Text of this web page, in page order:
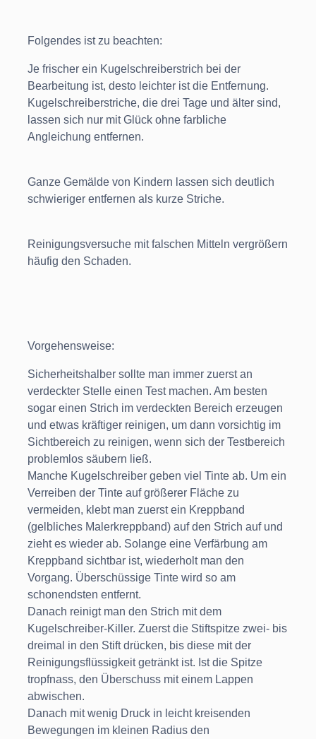
Folgendes ist zu beachten:
Je frischer ein Kugelschreiberstrich bei der
Bearbeitung ist, desto leichter ist die Entfernung.
Kugelschreiberstriche, die drei Tage und älter sind,
lassen sich nur mit Glück ohne farbliche
Angleichung entfernen.
Ganze Gemälde von Kindern lassen sich deutlich
schwieriger entfernen als kurze Striche.
Reinigungsversuche mit falschen Mitteln vergrößern
häufig den Schaden.
Vorgehensweise:
Sicherheitshalber sollte man immer zuerst an
verdeckter Stelle einen Test machen. Am besten
sogar einen Strich im verdeckten Bereich erzeugen
und etwas kräftiger reinigen, um dann vorsichtig im
Sichtbereich zu reinigen, wenn sich der Testbereich
problemlos säubern ließ.
Manche Kugelschreiber geben viel Tinte ab. Um ein
Verreiben der Tinte auf größerer Fläche zu
vermeiden, klebt man zuerst ein Kreppband
(gelbliches Malerkreppband) auf den Strich auf und
zieht es wieder ab. Solange eine Verfärbung am
Kreppband sichtbar ist, wiederholt man den
Vorgang. Überschüssige Tinte wird so am
schonendsten entfernt.
Danach reinigt man den Strich mit dem
Kugelschreiber-Killer. Zuerst die Stiftspitze zwei- bis
dreimal in den Stift drücken, bis diese mit der
Reinigungsflüssigkeit getränkt ist. Ist die Spitze
tropfnass, den Überschuss mit einem Lappen
abwischen.
Danach mit wenig Druck in leicht kreisenden
Bewegungen im kleinen Radius den